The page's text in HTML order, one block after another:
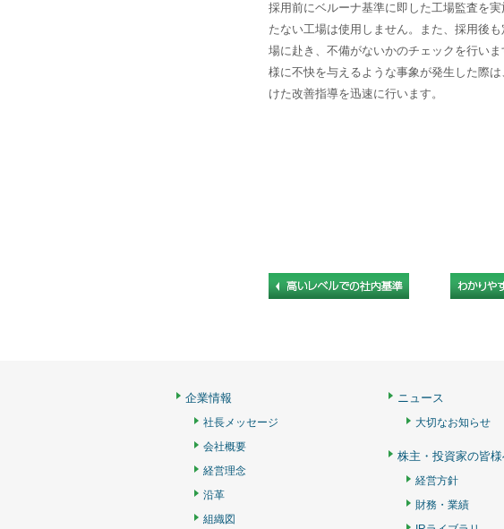
採用前にベルーナ基準に即した工場監査を
たない工場は使用しません。また、採用後
場に赴き、不備がないかのチェックを行い
様に不快を与えるような事象が発生した際は
けた改善指導を迅速に行います。
企業情報
社長メッセージ
会社概要
経営理念
沿革
組織図
ニュース
大切なお知らせ
株主・投資家の皆
経営方針
財務・業績